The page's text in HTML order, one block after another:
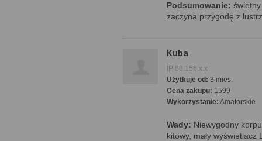
Podsumowanie:
zaczyna przygodę z
Kuba
IP 88.156.x.x
Użytkuje od: 3 mies.
Cena zakupu: 1599
Wykorzystanie: Amatorskie
Wady: Niewygodny
kitowy, mały wyświetlacz